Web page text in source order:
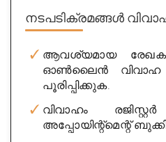
Rating
നടപടിക്രമങ്ങൾ
ആവശ്യമായ
ഓൺലൈൻ വിവാഹ
പൂരിപ്പിക്കുക.
വിവാഹം
അപ്പോയിന്റ്മെന്റ്